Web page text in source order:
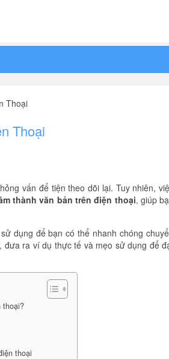
Thoại
Thoại
vấn để tiện theo dõi lại. Tuy nhiên,
thành văn bản trên điện thoại, giúp
dụng để bạn có thể nhanh chóng
ra ví dụ thực tế và mẹo sử dụng để
thoại?
thoại